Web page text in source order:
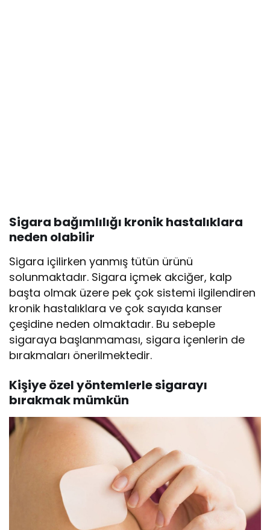
Sigara bağımlılığı kronik hastalıklara
neden olabilir
Sigara içilirken yanmış tütün ürünü
solunmaktadır. Sigara içmek akciğer, kalp
başta olmak üzere pek çok sistemi ilgilendiren
kronik hastalıklara ve çok sayıda kanser
çeşidine neden olmaktadır. Bu sebeple
sigaraya başlanmaması, sigara içenlerin de
bırakmaları önerilmektedir.
Kişiye özel yöntemlerle sigarayı
bırakmak mümkün